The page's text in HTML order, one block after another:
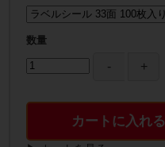
数量
カートに入れる